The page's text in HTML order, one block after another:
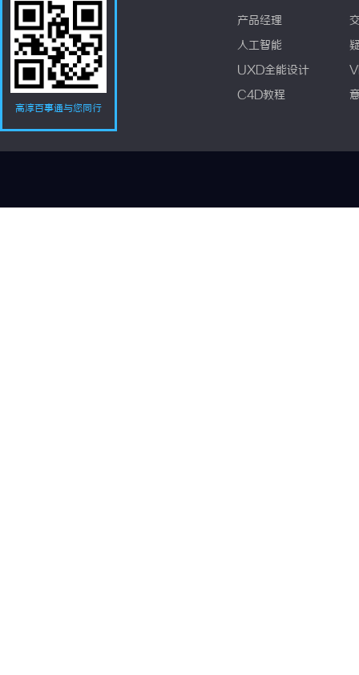
高淳百事通与您同行
产品经理
人工智能
UXD全能设计
C4D教程